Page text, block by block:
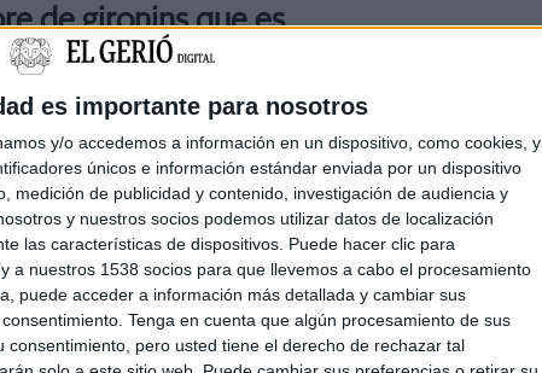
es importante para nosotros
y/o accedemos a información en un dispositivo, como cookies, y
únicos e información estándar enviada por un dispositivo
medición de publicidad y contenido, investigación de audiencia y
y nuestros socios podemos utilizar datos de localización
las características de dispositivos. Puede hacer clic para
a nuestros 1538 socios para que llevemos a cabo el procesamiento
puede acceder a información más detallada y cambiar sus
Tenga en cuenta que algún procesamiento de sus
pero usted tiene el derecho de rechazar tal
de gironins que es
insolvents el
sortida que declarar-se
han crescut fins a un 80% al llarg
Segons recullen les dades que
fa públiques ...
d'Habitatge de
''l'onada de